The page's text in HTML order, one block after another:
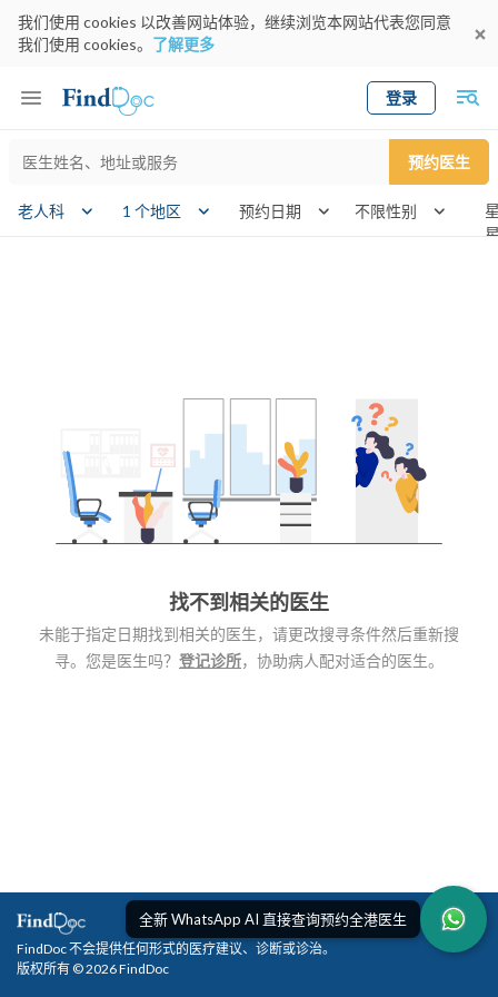
我们使用 cookies 以改善网站体验，继续浏览本网站代表您同意
我们使用 cookies。 了解更多
登录
Keyword 预约医生
老人科 1 个地区 预约日期
找不到相关的医生
未能于指定日期找到相关的医生，请更改搜寻条件然后重新搜
寻。您是医生吗？ 登记诊所，协助病人配对适合的医生。
全新 WhatsApp AI 直接查询预约全港医生
FindDoc 不会提供任何形式的医疗建议、诊断或诊治。
版权所有 © 2026 FindDoc